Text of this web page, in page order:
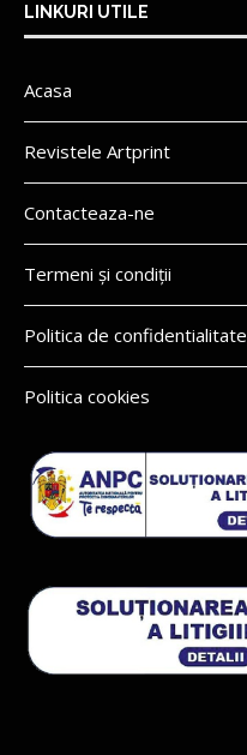
LINKURI UTILE
Acasa
Revistele Artprint
Contacteaza-ne
Termeni și condiții
Politica de confidentialitate
Politica cookies